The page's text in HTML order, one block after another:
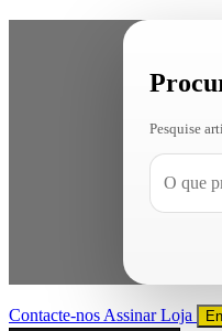
Pesquise
Contacte-nos AssinarLoja